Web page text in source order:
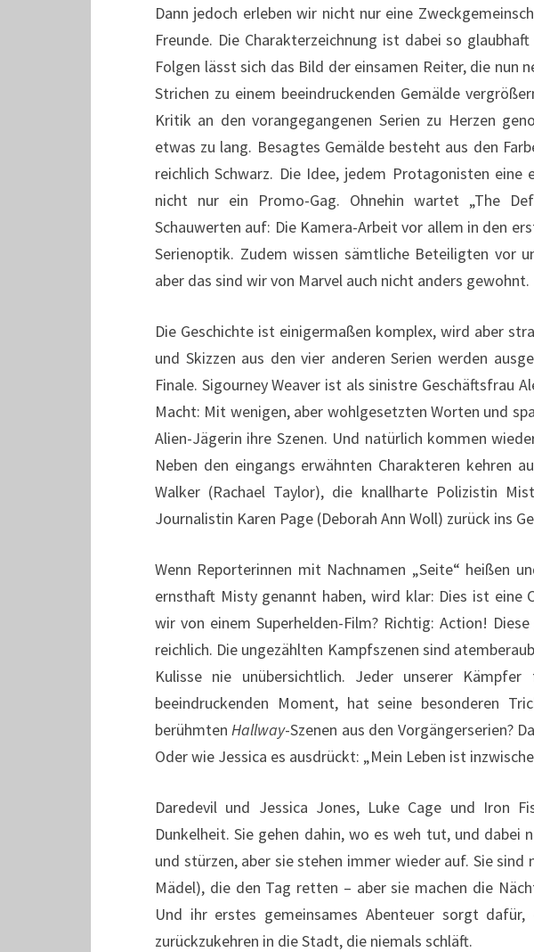
Dann jedoch erleben wir nicht nur eine
Freunde. Die Charakterzeichnung ist dabei so
Folgen lässt sich das Bild der einsamen Reiter, die nun
Strichen zu einem beeindruckenden Gemälde
Kritik an den vorangegangenen Serien zu Herzen
etwas zu lang. Besagtes Gemälde besteht aus den
reichlich Schwarz. Die Idee, jedem Protagonisten eine
nicht nur ein Promo-Gag. Ohnehin wartet „The
Schauwerten auf: Die Kamera-Arbeit vor allem in den
Serienoptik. Zudem wissen sämtliche Beteiligten vor
aber das sind wir von Marvel auch nicht anders gewohnt.
Die Geschichte ist einigermaßen komplex, wird aber
und Skizzen aus den vier anderen Serien werden
Finale. Sigourney Weaver ist als sinistre Geschäftsfrau
Macht: Mit wenigen, aber wohlgesetzten Worten und
Alien-Jägerin ihre Szenen. Und natürlich kommen
Neben den eingangs erwähnten Charakteren kehren
Walker (Rachael Taylor), die knallharte Polizistin
Journalistin Karen Page (Deborah Ann Woll) zurück ins
Wenn Reporterinnen mit Nachnamen „Seite“ heißen
ernsthaft Misty genannt haben, wird klar: Dies ist eine
wir von einem Superhelden-Film? Richtig: Action!
reichlich. Die ungezählten Kampfszenen sind
Kulisse nie unübersichtlich. Jeder unserer
beeindruckenden Moment, hat seine besonderen
berühmtenHallway-Szenen aus den Vorgängerserien?
Oder wie Jessica es ausdrückt: „Mein Leben ist
Daredevil und Jessica Jones, Luke Cage und Iron
Dunkelheit. Sie gehen dahin, wo es weh tut, und dabei
und stürzen, aber sie stehen immer wieder auf. Sie
Mädel), die den Tag retten – aber sie machen die
Und ihr erstes gemeinsames Abenteuer sorgt
zurückzukehren in die Stadt, die niemals schläft.